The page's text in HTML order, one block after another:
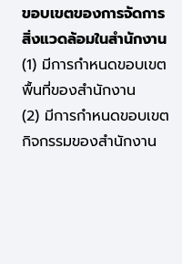
ขอบเขตของการจัดการ
สิ่งแวดล้อมในสำนักงาน
(1) มีการกำหนดขอบเขต
พื้นที่ของสำนักงาน
(2) มีการกำหนดขอบเขต
กิจกรรมของสำนักงาน